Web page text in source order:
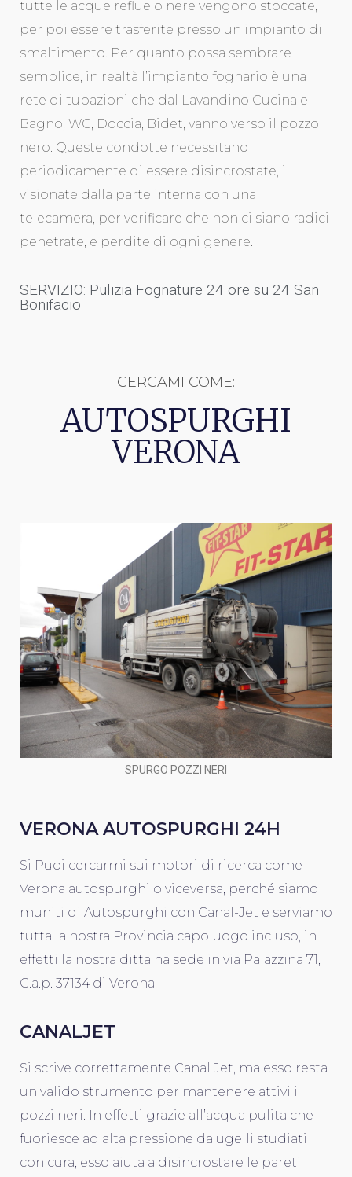
tutte le acque reflue o nere vengono stoccate,
per poi essere trasferite presso un impianto di
smaltimento. Per quanto possa sembrare
semplice, in realtà l’impianto fognario è una
rete di tubazioni che dal Lavandino Cucina e
Bagno, WC, Doccia, Bidet, vanno verso il pozzo
nero. Queste condotte necessitano
periodicamente di essere disincrostate, i
visionate dalla parte interna con una
telecamera, per verificare che non ci siano radici
penetrate, e perdite di ogni genere.
SERVIZIO: Pulizia Fognature 24 ore su 24 San
Bonifacio
CERCAMI COME:
AUTOSPURGHI
VERONA
SPURGO POZZI NERI
VERONA AUTOSPURGHI 24H
Si Puoi cercarmi sui motori di ricerca come
Verona autospurghi o viceversa, perché siamo
muniti di Autospurghi con Canal-Jet e serviamo
tutta la nostra Provincia capoluogo incluso, in
effetti la nostra ditta ha sede in via Palazzina 71,
C.a.p. 37134 di Verona.
CANALJET
Si scrive correttamente Canal Jet, ma esso resta
un valido strumento per mantenere attivi i
pozzi neri. In effetti grazie all’acqua pulita che
fuoriesce ad alta pressione da ugelli studiati
con cura, esso aiuta a disincrostare le pareti